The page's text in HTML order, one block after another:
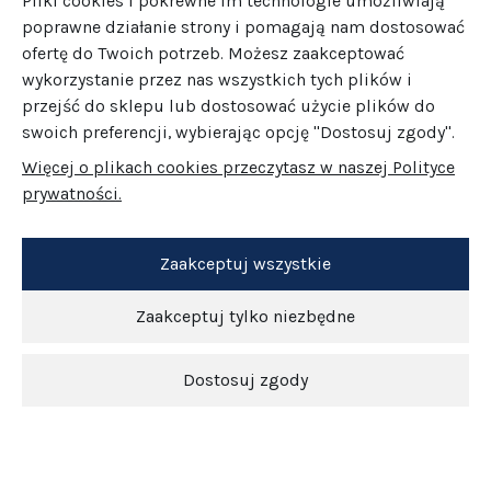
poprawne działanie strony i pomagają nam dostosować
ofertę do Twoich potrzeb. Możesz zaakceptować
wykorzystanie przez nas wszystkich tych plików i
przejść do sklepu lub dostosować użycie plików do
swoich preferencji, wybierając opcję "Dostosuj zgody".
Więcej o plikach cookies przeczytasz w naszej Polityce
prywatności.
Zaakceptuj tylko niezbędne
Dostosuj zgody
Zaakceptuj wszystkie